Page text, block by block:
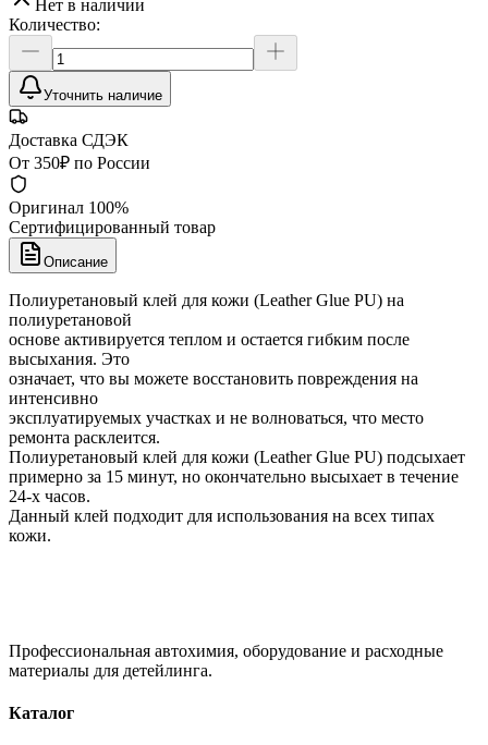
Нет в наличии
Количество:
Уточнить наличие
Доставка СДЭК
От 350₽ по России
Оригинал 100%
Сертифицированный товар
Описание
Полиуретановый клей для кожи (Leather Glue PU) на
полиуретановой
основе активируется теплом и остается гибким после
высыхания. Это
означает, что вы можете восстановить повреждения на
интенсивно
эксплуатируемых участках и не волноваться, что место
ремонта расклеится.
Полиуретановый клей для кожи (Leather Glue PU) подсыхает
примерно за 15 минут, но окончательно высыхает в течение
24-х часов.
Данный клей подходит для использования на всех типах
кожи.
Профессиональная автохимия, оборудование и расходные
материалы для детейлинга.
Каталог